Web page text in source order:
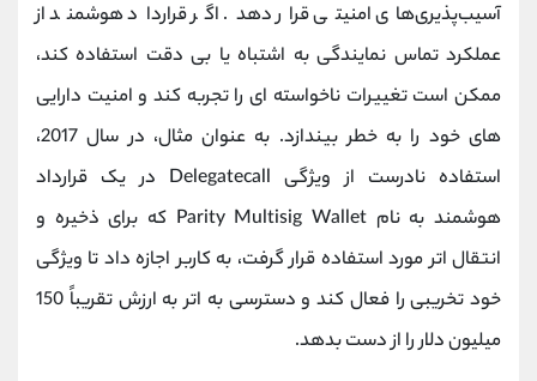
آسیب‌پذیری‌های امنیتی قرار دهد. اگر قرارداد هوشمند از
عملکرد تماس نمایندگی به اشتباه یا بی دقت استفاده کند،
ممکن است تغییرات ناخواسته ای را تجربه کند و امنیت دارایی
های خود را به خطر بیندازد. به عنوان مثال، در سال 2017،
استفاده نادرست از ویژگی Delegatecall در یک قرارداد
هوشمند به نام Parity Multisig Wallet که برای ذخیره و
انتقال اتر مورد استفاده قرار گرفت، به کاربر اجازه داد تا ویژگی
خود تخریبی را فعال کند و دسترسی به اتر به ارزش تقریباً 150
میلیون دلار را از دست بدهد.